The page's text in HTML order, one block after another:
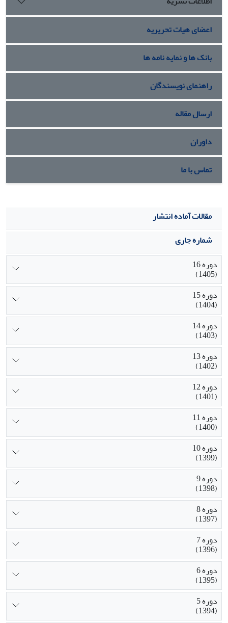
اعضای هیات تحریریه
بانک ها و نمایه نامه ها
راهنمای نویسندگان
ارسال مقاله
داوران
تماس با ما
مقالات آماده انتشار
شماره جاری
دوره 16
(1405)
دوره 15
(1404)
دوره 14
(1403)
دوره 13
(1402)
دوره 12
(1401)
دوره 11
(1400)
دوره 10
(1399)
دوره 9
(1398)
دوره 8
(1397)
دوره 7
(1396)
دوره 6
(1395)
دوره 5
(1394)